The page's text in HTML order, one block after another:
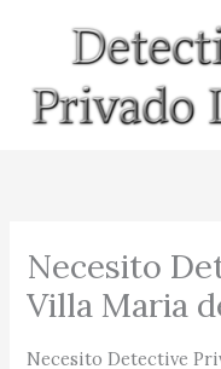
contenido
Necesito
Villa Maria
Necesito Detective